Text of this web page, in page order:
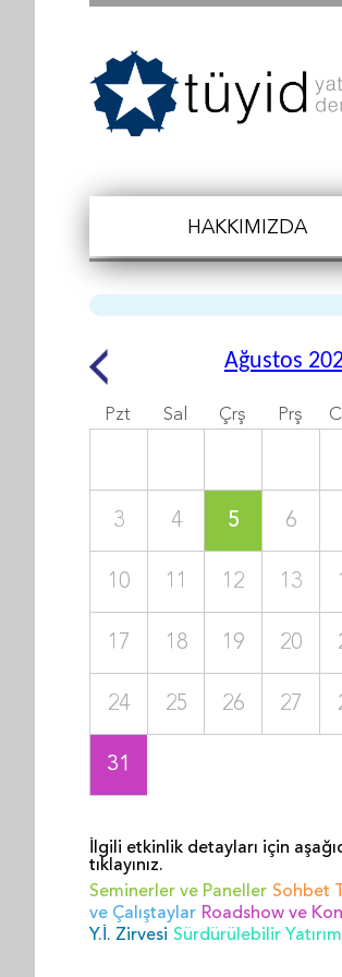
HAKKIMIZDA
Ağustos
Pzt Sal Çrş Prş
3 4 5 6
10 11 12 13
17 18 19 20
24 25 26 27
31
İlgili etkinlik detayları için
tıklayınız.
Seminerler ve Paneller Sohbet
ve Çalıştaylar Roadshow ve
Y.İ. Zirvesi Sürdürülebilir